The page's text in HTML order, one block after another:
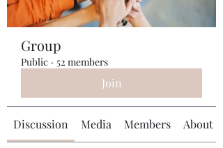
Group
Public · 52 members
Join
Discussion Media Members About